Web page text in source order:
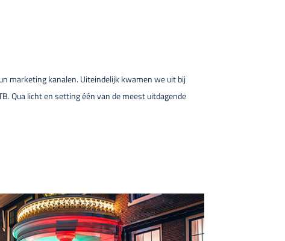
marketing kanalen. Uiteindelijk kwamen we uit bij
Qua licht en setting één van de meest uitdagende